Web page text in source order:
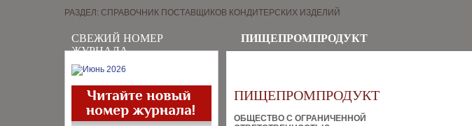
СВЕЖИЙ НОМЕР
ЖУРНАЛА
РАЗДЕЛ: СПРАВОЧНИК ПОСТАВЩИКОВ КОНДИТЕРСКИХ ИЗДЕЛИЙ
ПИЩЕПРОМПРОДУКТ
ПИЩЕПРОМПРОДУКТ
ОБЩЕСТВО С ОГРАНИЧЕННОЙ